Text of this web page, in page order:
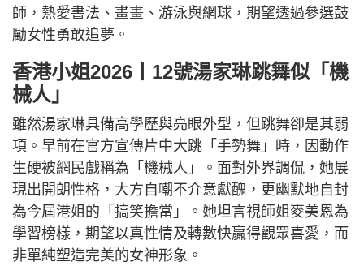
師，熱愛書法、畫畫、游泳與網球，期望透過參選鼓
勵女性勇敢追夢。
香港小姐2026丨12號湯家琳跳舞似「機
械人」
雖然湯家琳具備高學歷與亮眼外型，但跳舞卻是其弱
項。早前在官方宣傳片中大跳「手勢舞」時，因動作
生硬被網民戲稱為「機械人」。面對外界調侃，她展
現出開朗性格，大方自嘲不介意獻醜，更幽默地自封
為今屆港姐的「搞笑擔當」。她坦言視師姐麥美恩為
學習榜樣，期望以真性情及轉數快贏得觀眾喜愛，而
非單純塑造完美的女神形象。